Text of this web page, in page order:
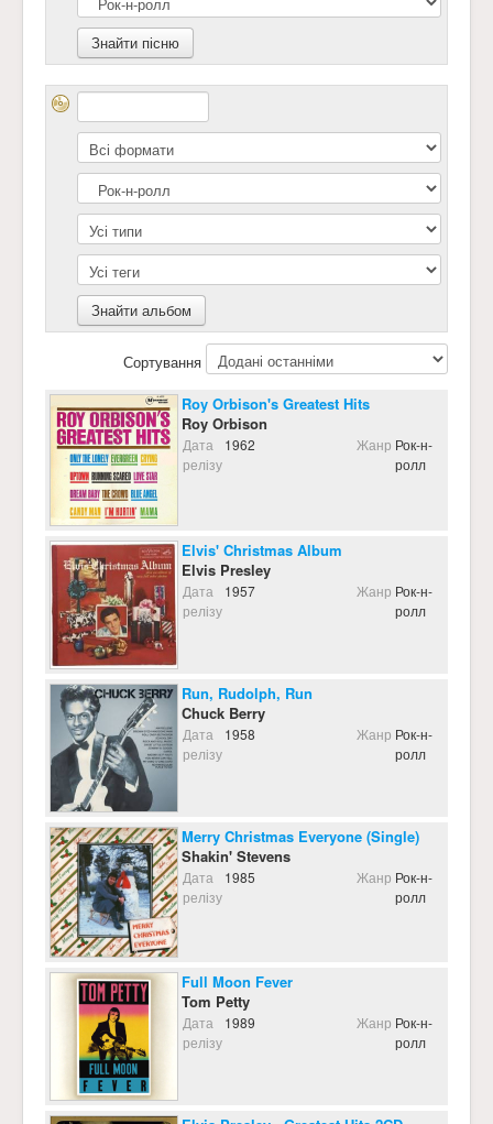
Сортування
Roy Orbison's Greatest Hits
Roy Orbison
Дата
релізу
1962 Жанр Рок-н-
ролл
Elvis' Christmas Album
Elvis Presley
Дата
релізу
1957 Жанр Рок-н-
ролл
Run, Rudolph, Run
Chuck Berry
Дата
релізу
1958 Жанр Рок-н-
ролл
Merry Christmas Everyone (Single)
Shakin' Stevens
Дата
релізу
1985 Жанр Рок-н-
ролл
Full Moon Fever
Tom Petty
Дата
релізу
1989 Жанр Рок-н-
ролл